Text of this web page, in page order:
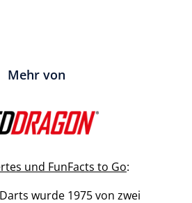
Mehr von
und FunFacts to Go:
wurde 1975 von zwei